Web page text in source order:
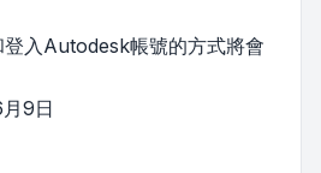
入Autodesk帳號的方式將會
9日